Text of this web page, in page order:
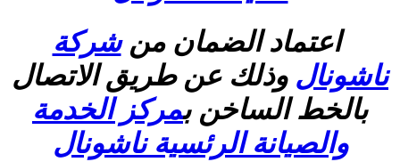
اعتماد الضمان منشركة
ناشونال وذلك عن طريق الاتصال
بالخط الساخنبمركز الخدمة
والصيانة الرئسية ناشونال